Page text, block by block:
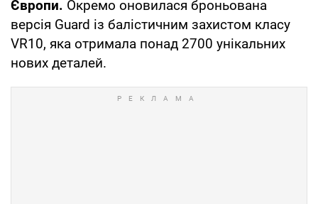
Європи. Окремо оновилася броньована
версія Guard із балістичним захистом класу
VR10, яка отримала понад 2700 унікальних
нових деталей.